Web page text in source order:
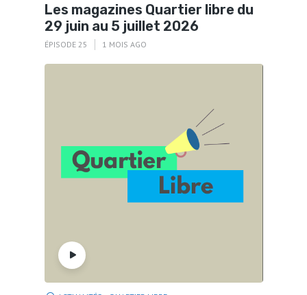
Les magazines Quartier libre du
29 juin au 5 juillet 2026
ÉPISODE 25 1 MOIS AGO